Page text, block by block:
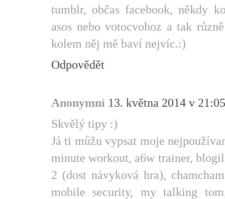
tumblr, občas facebook, někdy
asos nebo votocvohoz a tak
kolem něj mě baví nejvíc.:)
Odpovědět
Anonymní 13. května 2014 v 21:05
Skvělý tipy :)
Já ti můžu vypsat moje
minute workout, a6w trainer,
2 (dost návyková hra),
mobile security, my talking